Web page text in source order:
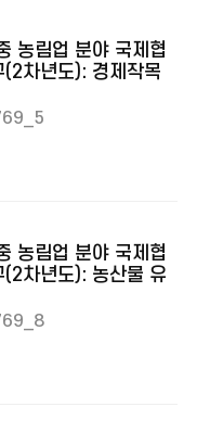
농림업 분야 국제협
(2차년도): 경제작목
농림업 분야 국제협
(2차년도): 농산물 유